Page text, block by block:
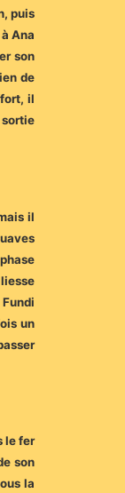
puis
Ana
son
de
il
il
un
le fer
son
la